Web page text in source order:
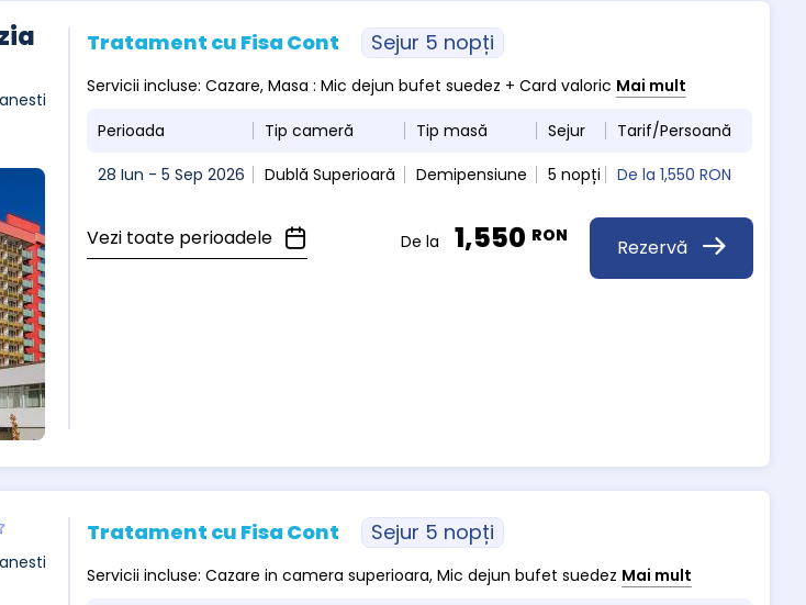
Tratament cu Fisa Cont Sejur 5 nopți
Servicii incluse: Cazare, Masa : Mic dejun bufet suedez + Card valoric Mai mult
Perioada Tip cameră Tip masă Sejur
Tarif/Persoană
28 Iun - 5 Sep 2026
Dublă Superioară Demipensiune 5 nopți De la1,550 RON
Vezi toate perioadele Rezervă
De la 1,550 RON
Tratament cu Fisa Cont Sejur 5 nopți
Servicii incluse: Cazare in camera superioara, Mic dejun bufet suedez Mai mult